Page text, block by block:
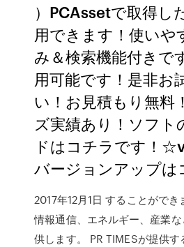
）PCAssetで取得し
用できます！使いや
み＆検索機能付きで
用可能です！是非お
い！お見積もり無料
ズ実績あり！ソフト
ドはコチラです！
バージョンアップは
2017年12月1日 することができ
情報通信、エネルギー、産業
供します。 PR TIMESが提供